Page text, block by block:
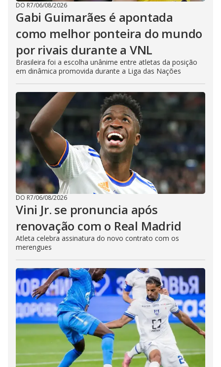
DO R7/06/08/2026
Gabi Guimarães é apontada
como melhor ponteira do mundo
por rivais durante a VNL
Brasileira foi a escolha unânime entre atletas da posição
em dinâmica promovida durante a Liga das Nações
DO R7/06/08/2026
Vini Jr. se pronuncia após
renovação com o Real Madrid
Atleta celebra assinatura do novo contrato com os
merengues